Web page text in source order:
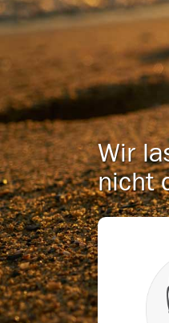
Wir
nicht